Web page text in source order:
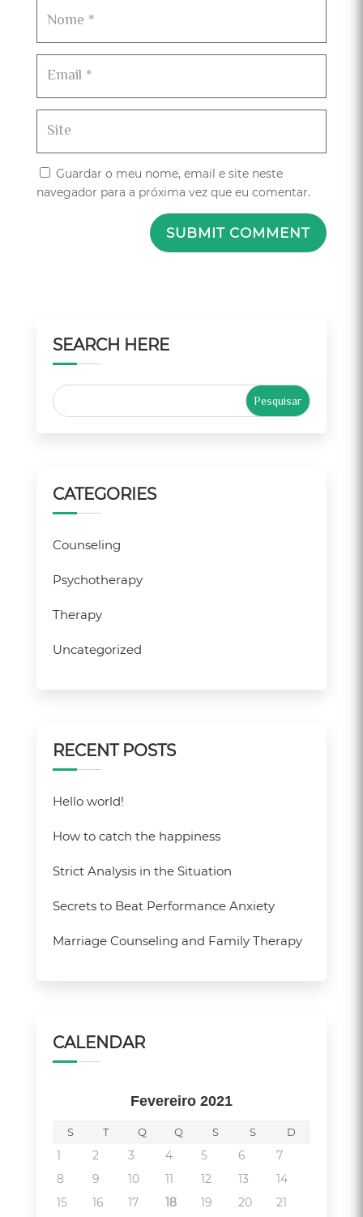
Guardar o meu nome, email e site neste
navegador para a próxima vez que eu comentar.
SUBMIT COMMENT
SEARCH HERE
CATEGORIES
Counseling
Psychotherapy
Therapy
Uncategorized
RECENT POSTS
Hello world!
How to catch the happiness
Strict Analysis in the Situation
Secrets to Beat Performance Anxiety
Marriage Counseling and Family Therapy
CALENDAR
Fevereiro 2021
S T Q Q S S D
1 2 3 4 5 6
7
8
9 10 11 12 13
14
15
16 17 18 19 20
21